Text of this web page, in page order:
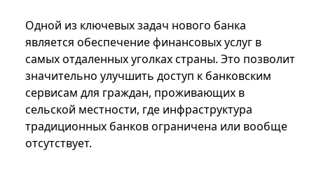
Одной из ключевых задач нового банка
является обеспечение финансовых услуг в
самых отдаленных уголках страны. Это позволит
значительно улучшить доступ к банковским
сервисам для граждан, проживающих в
сельской местности, где инфраструктура
традиционных банков ограничена или вообще
отсутствует.